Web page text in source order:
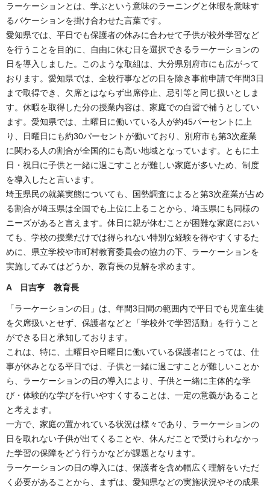
ラーケーションとは、学ぶという意味のラーニングと休暇を意味す
るバケーションを掛け合わせた言葉です。
愛知県では、平日でも保護者の休みに合わせて子供が校外学習など
を行うことを目的に、自由に休む日を選択できるラーケーションの
日を導入しました。このような取組は、大分県別府市にも広がって
おります。愛知県では、全校行事などの日を除き事前申請で年間3日
まで取得でき、欠席とはならず出席停止、忌引等と同じ扱いとしま
す。休暇を取得した分の授業内容は、家庭での自習で補うとしてい
ます。愛知県では、土曜日に働いている人が約45パーセントに上
り、日曜日にも約30パーセントが働いており、別府市も第3次産業
に関わる人の割合が全国的にも高い地域となっています。ともに土
日・祝日に子供と一緒に過ごすことが難しい家庭が多いため、制度
を導入したと言います。
埼玉県民の就業実態についても、国勢調査によると第3次産業が占め
る割合が埼玉県は全国でも上位に上ることから、埼玉県にも同様の
ニーズがあると言えます。休日に親が休むことが困難な家庭におい
ても、学校の授業だけでは得られない特別な経験を得やすくするた
めに、県立学校や市町村教育委員会の協力の下、ラーケーションを
実施してみてはどうか、教育長の見解を求めます。
A 日吉亨 教育長
「ラーケーションの日」は、年間3日間の範囲内で平日でも児童生徒
を欠席扱いとせず、保護者などと「学校外で学習活動」を行うこと
ができる日と承知しております。
これは、特に、土曜日や日曜日に働いている保護者にとっては、仕
事が休みとなる平日では、子供と一緒に過ごすことが難しいことか
ら、ラーケーションの日の導入により、子供と一緒に主体的な学
び・体験的な学びを行いやすくすることは、一定の意義があること
と考えます。
一方で、家庭の置かれている状況は様々であり、ラーケーションの
日を取れない子供が出てくることや、休んだことで受けられなかっ
た学習の保障をどう行うかなどが課題となります。
ラーケーションの日の導入には、保護者を含め幅広く理解をいただ
く必要があることから、まずは、愛知県などの実施状況やその成果